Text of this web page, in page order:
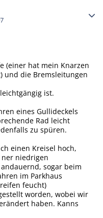
(einer hat mein Knarzen
und die Bremsleitungen
ist.
eines Gullideckels
Rad leicht
zu spüren.
einen Kreisel hoch,
niedrigen
sogar beim
im Parkhaus
feucht)
worden, wobei wir
haben. Kanns